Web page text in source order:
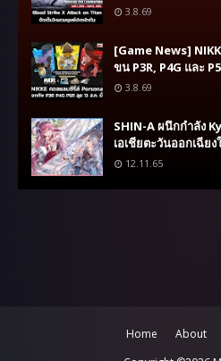
3.8.69
[Game News]
ขน P3R, P4G และ
3.8.69
SHIN-A ผนึกกำลัง
เอเชียตะวันออกเฉียง
12.11.65
Home About